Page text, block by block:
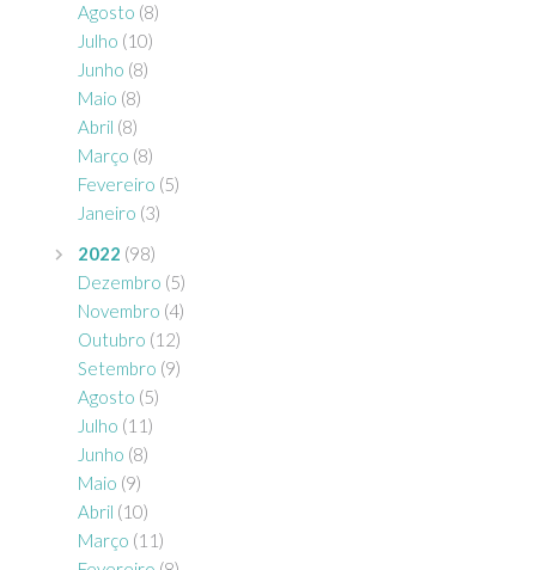
Agosto (8)
Julho (10)
Junho (8)
Maio (8)
Abril (8)
Março (8)
Fevereiro (5)
Janeiro (3)
2022 (98)
Dezembro (5)
Novembro (4)
Outubro (12)
Setembro (9)
Agosto (5)
Julho (11)
Junho (8)
Maio (9)
Abril (10)
Março (11)